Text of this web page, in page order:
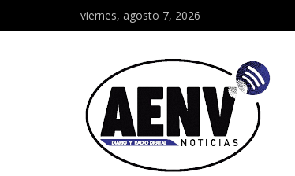
viernes, agosto 7, 2026